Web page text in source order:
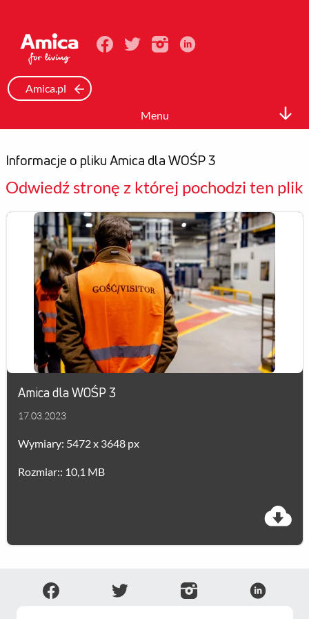
Amica.pl
Menu
Wideo
Mediateka
Kontakt
Informacje o pliku Amica dla WOŚP 3
Odwiedź stronę z której pochodzi ten plik
Amica dla WOŚP 3
17.03.2023
Wymiary: 5472 x 3648 px
Rozmiar:: 10,1 MB